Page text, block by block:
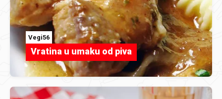
Vegi56
Vratina u umaku od piva